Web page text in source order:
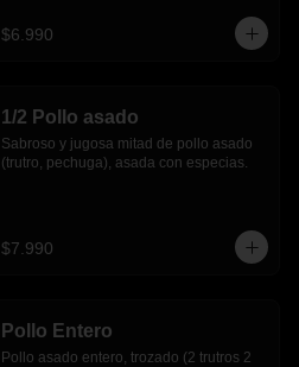
$6.990
1/2 Pollo asado
Sabroso y jugosa mitad de pollo asado
(trutro, pechuga), asada con especias.
$7.990
Pollo Entero
Pollo asado entero, trozado (2 trutros 2